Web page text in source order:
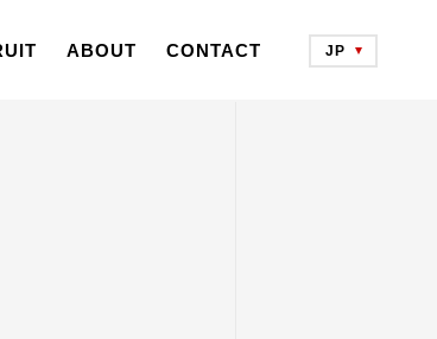
ABOUT CONTACT JP